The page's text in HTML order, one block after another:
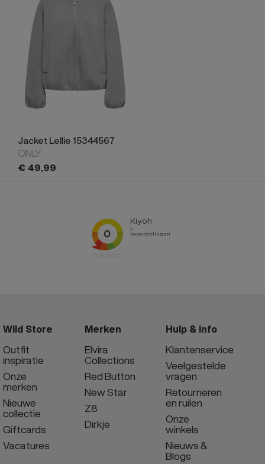
Jacket Lellie 15344567
ONLY
€ 49,99
Wild Store
Outfit
inspiratie
Onze
merken
Nieuwe
collectie
Giftcards
Vacatures
Merken
Elvira
Collections
Red Button
New Star
Z8
Dirkje
Hulp & info
Klantenservice
Veelgestelde
vragen
Retourneren
en ruilen
Onze
winkels
Nieuws &
Blogs